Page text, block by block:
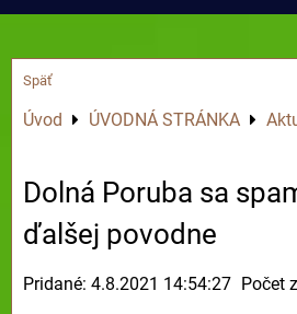
Späť
Úvod ÚVODNÁ STRÁNKA
Dolná Poruba sa
ďalšej povodne
Pridané: 4.8.2021 14:54:27 Počet